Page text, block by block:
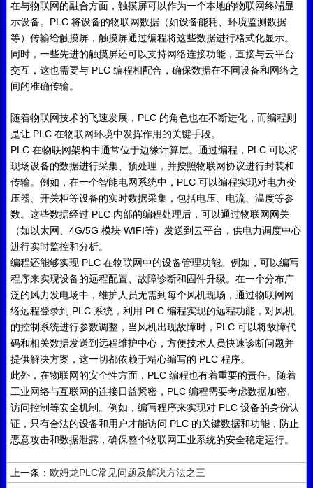
在与物联网的融合方面，触摸屏可以作为一个本地的物联网终端显
示设备。 PLC 将设备的物联网数据（如设备能耗、环境监测数据
等）传输给触摸屏，触摸屏通过编程将这些数据进行格式化显示。
同时，一些先进的触摸屏还可以支持网络连接功能，直接与云平台
交互，这也需要与PLC 编程相配合，确保数据在不同设备和网络之
间的准确传输。
随着物联网技术的飞速发展， PLC 的角色也在不断进化，而编程则
是让 PLC 在物联网环境中发挥作用的关键手段。
PLC 在物联网架构中通常位于边缘计算层。通过编程， PLC 可以将
现场设备的数据进行采集、预处理，并按照物联网协议进行封装和
传输。例如，在一个智能电网系统中， PLC 可以编程实现对电力变
压器、开关柜等设备的实时数据采集，包括电压、电流、温度等参
数。这些数据经过 PLC 内部的编程处理后，可以通过物联网网关
（如以太网、 4G/5G 模块 WIFI等）发送到云平台，供电力调度中心
进行实时监控和分析。
编程还能够实现PLC 在物联网中的设备管理功能。例如，可以编写
程序来实现设备的远程配置、故障诊断和固件升级。在一个分布广
泛的风力发电场中，维护人员无需到每个风机现场，通过物联网网
络远程登录到 PLC 系统，利用 PLC 编程实现的远程功能，对风机
的控制系统进行参数调整，当风机出现故障时， PLC 可以将故障代
码和相关数据发送到远程维护中心，方便技术人员快速诊断问题并
提供解决方案，这一切都依赖于精心编写的 PLC 程序。
此外，在物联网的安全性方面， PLC 编程也有着重要的责任。随着
工业网络与互联网的连接日益紧密， PLC 编程需要考虑数据加密、
访问控制等安全机制。例如，编写程序来实现对PLC 设备的身份认
证，只有合法的设备和用户才能访问 PLC 的关键数据和功能，防止
恶意攻击和数据泄露，确保整个物联网工业系统的安全稳定运行。
上一条： 欧姆龙PLC常见问题及解决方法之三